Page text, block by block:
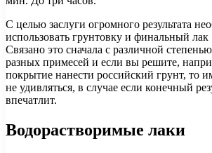
С целью заслуги огромного результата
использовать грунтовку и финальный лак
Связано это сначала с различной
разных примесей и если вы решите,
покрытие нанести российский грунт, то
не удивляться, в случае если конечный
впечатлит.
Водорастворимые лаки